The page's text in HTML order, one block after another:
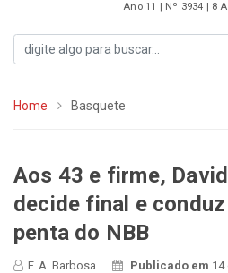
Ano 11 | Nº 3934 | 8
Home Basquete
Aos 43 e firme,
decide final e
penta do NBB
F. A. Barbosa Publicado em 14